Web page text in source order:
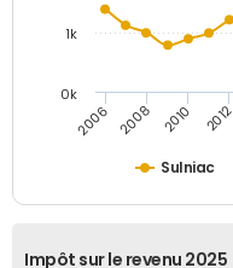
Sulniac
2006 2008 2010 2012
0k
1k
Impôt sur le revenu 2025